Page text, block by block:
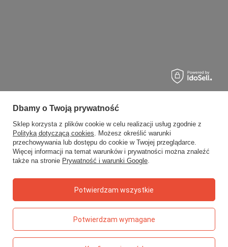
Dbamy o Twoją prywatność
Sklep korzysta z plików cookie w celu realizacji usług zgodnie z
Polityką dotyczącą cookies. Możesz określić warunki
przechowywania lub dostępu do cookie w Twojej przeglądarce.
Więcej informacji na temat warunków i prywatności można znaleźć
także na stronie Prywatność i warunki Google.
Potwierdzam wymagane
Potwierdzam wszystkie